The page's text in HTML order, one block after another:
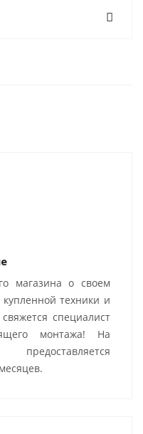
магазина о своем
купленной техники и
специалист
монтажа! На